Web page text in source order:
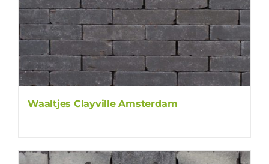
Waaltjes Clayville Amsterdam